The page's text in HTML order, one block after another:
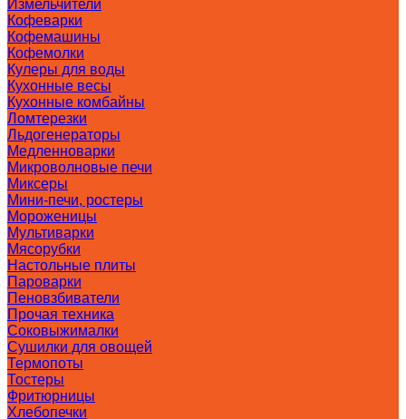
Измельчители
Кофеварки
Кофемашины
Кофемолки
Кулеры для воды
Кухонные весы
Кухонные комбайны
Ломтерезки
Льдогенераторы
Медленноварки
Микроволновые печи
Миксеры
Мини-печи, ростеры
Мороженицы
Мультиварки
Мясорубки
Настольные плиты
Пароварки
Пеновзбиватели
Прочая техника
Соковыжималки
Сушилки для овощей
Термопоты
Тостеры
Фритюрницы
Хлебопечки